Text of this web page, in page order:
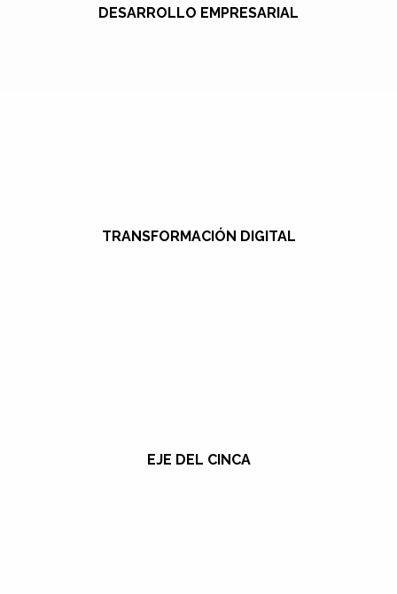
DESARROLLO EMPRESARIAL
TRANSFORMACIÓN DIGITAL
EJE DEL CINCA